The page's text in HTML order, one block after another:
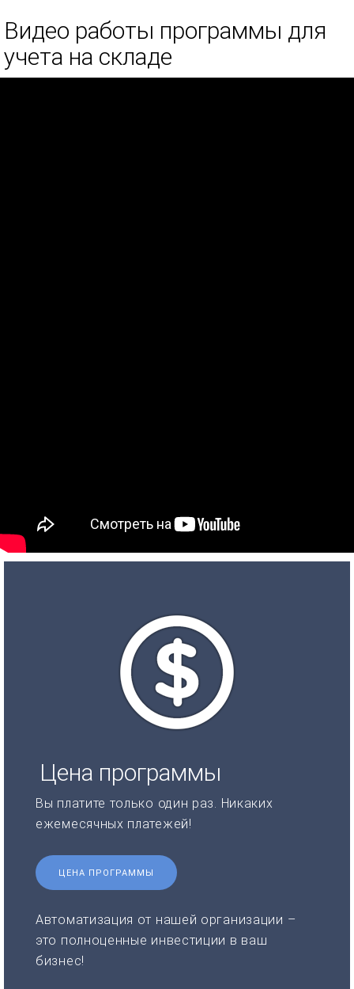
Видео работы программы для
учета на складе
Цена программы
Вы платите только один раз. Никаких
ежемесячных платежей!
ЦЕНА ПРОГРАММЫ
Автоматизация от нашей организации –
это полноценные инвестиции в ваш
бизнес!